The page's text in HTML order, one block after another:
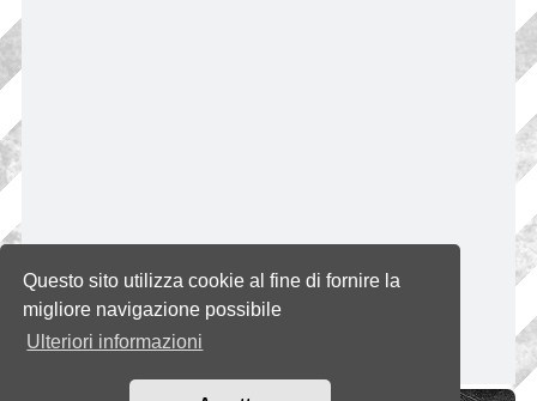
Questo sito utilizza cookie al fine di fornire la
migliore navigazione possibile
Ulteriori informazioni